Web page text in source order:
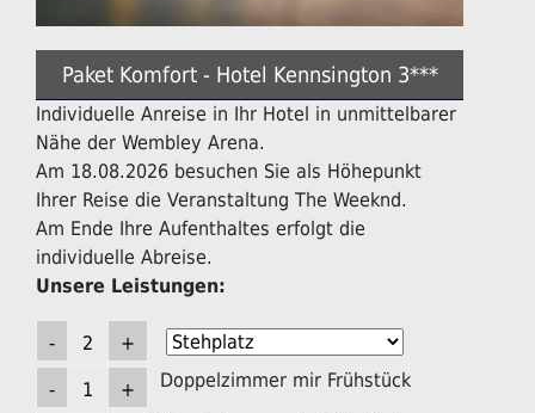
Paket Komfort - Hotel Kennsington 3***
Individuelle Anreise in Ihr Hotel in unmittelbarer
Nähe der Wembley Arena.
Am 18.08.2026 besuchen Sie als Höhepunkt
Ihrer Reise die Veranstaltung The Weeknd.
Am Ende Ihre Aufenthaltes erfolgt die
individuelle Abreise.
Unsere Leistungen:
Doppelzimmer mir Frühstück